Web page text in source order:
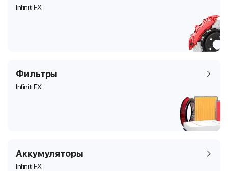
Infiniti FX
Фильтры
Infiniti FX
Аккумуляторы
Infiniti FX